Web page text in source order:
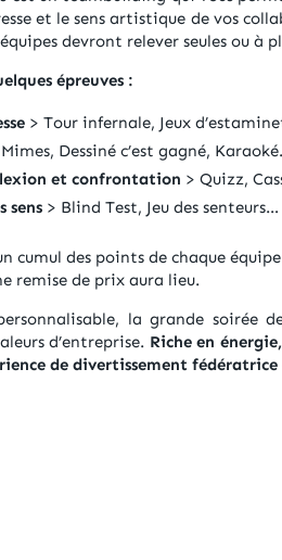
et le sens artistique de vos
devront relever seules ou à
épreuves :
> Tour infernale, Jeux
Dessiné c’est gagné,
et confrontation > Quizz,
sens > Blind Test, Jeu des senteurs…
cumul des points de chaque
remise de prix aura lieu.
la grande soirée
d’entreprise. Riche en
de divertissement